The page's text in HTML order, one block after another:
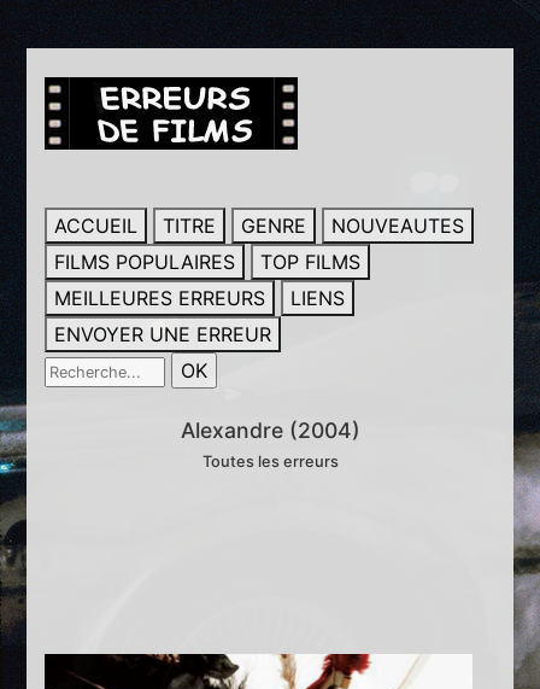
ACCUEIL TITRE GENRE
NOUVEAUTES
FILMS POPULAIRES
TOP FILMS
MEILLEURES ERREURS
LIENS
ENVOYER UNE ERREUR
Alexandre (2004)
Toutes les erreurs